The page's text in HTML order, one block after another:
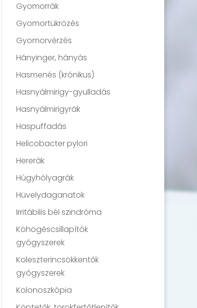
Gyomorrák
Gyomortükrözés
Gyomorvérzés
Hányinger, hányás
Hasmenés (krónikus)
Hasnyálmirigy-gyulladás
Hasnyálmirigyrák
Haspuffadás
Helicobacter pylori
Hererák
Húgyhólyagrák
Hüvelydaganatok
Irritábilis bél szindróma
Köhögéscsillapítók
gyógyszerek
Koleszterincsökkentők
gyógyszerek
Kolonoszkópia